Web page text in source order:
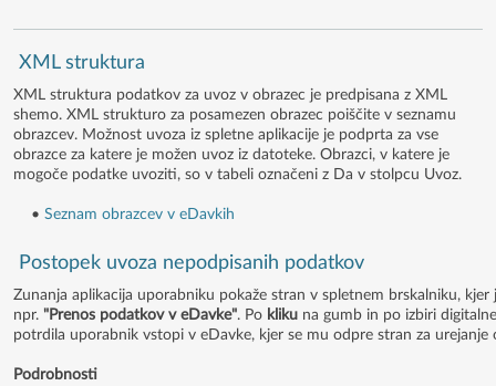
XML struktura
XML struktura podatkov za uvoz v obrazec je predpisana z XML
shemo. XML strukturo za posamezen obrazec poiščite v seznamu
obrazcev. Možnost uvoza iz spletne aplikacije je podprta za vse
obrazce za katere je možen uvoz iz datoteke. Obrazci, v katere je
mogoče podatke uvoziti, so v tabeli označeni z Da v stolpcu Uvoz.
• Seznam obrazcev v eDavkih
Postopek uvoza nepodpisanih podatkov
Zunanja aplikacija uporabniku pokaže stran v spletnem brskalniku, kjer
npr. "Prenos podatkov v eDavke". Po kliku na gumb in po izbiri
potrdila uporabnik vstopi v eDavke, kjer se mu odpre stran za urejanje
Podrobnosti